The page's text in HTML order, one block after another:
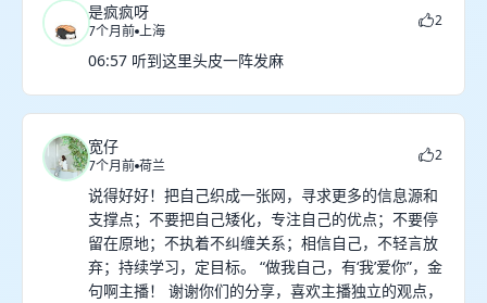
是疯疯呀
7个月前 上海
2
06:57 听到这里头皮一阵发麻
宽仔
7个月前 荷兰
2
说得好好！把自己织成一张网，寻求更多的信息源和
支撑点；不要把自己矮化，专注自己的优点；不要停
留在原地；不执着不纠缠关系；相信自己，不轻言放
弃；持续学习，定目标。 “做我自己，有‘我’爱你”，金
句啊主播！ 谢谢你们的分享，喜欢主播独立的观点，